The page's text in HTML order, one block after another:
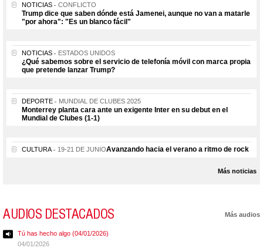
NOTICIAS CONFLICTO
Trump dice que saben dónde está Jamenei, aunque no van a matarle
"por ahora": "Es un blanco fácil"
NOTICIAS ESTADOS UNIDOS
¿Qué sabemos sobre el servicio de telefonía móvil con marca propia
que pretende lanzar Trump?
DEPORTE MUNDIAL DE CLUBES 2025
Monterrey planta cara ante un exigente Inter en su debut en el
Mundial de Clubes (1-1)
CULTURA 19-21 DE JUNIOAvanzando hacia el verano a ritmo de rock
Más noticias
AUDIOS DESTACADOS Más audios
Tú has hecho algo (04/01/2026)
04/01/2026